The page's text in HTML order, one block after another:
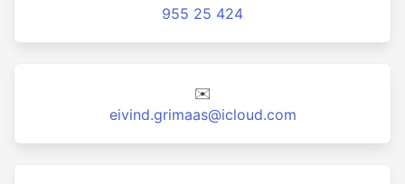
955 25 424
✉️
eivind.grimaas@icloud.com